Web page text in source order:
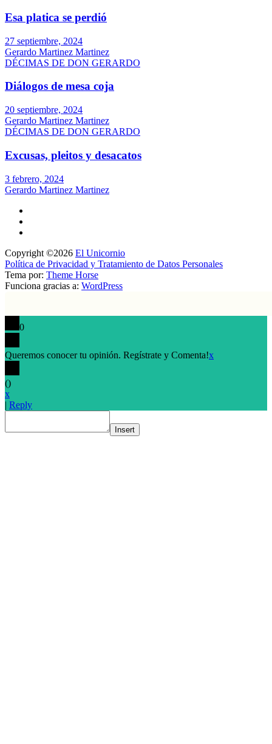
Esa platica se perdió
27 septiembre, 2024
Gerardo Martinez Martinez
DÉCIMAS DE DON GERARDO
Diálogos de mesa coja
20 septiembre, 2024
Gerardo Martinez Martinez
DÉCIMAS DE DON GERARDO
Excusas, pleitos y desacatos
3 febrero, 2024
Gerardo Martinez Martinez
Copyright ©2026 El Unicornio
Política de Privacidad y Tratamiento de Datos Personales
Tema por: Theme Horse
Funciona gracias a: WordPress
0
Queremos conocer tu opinión. Regístrate y Comenta!x
()
x
| Reply
Insert